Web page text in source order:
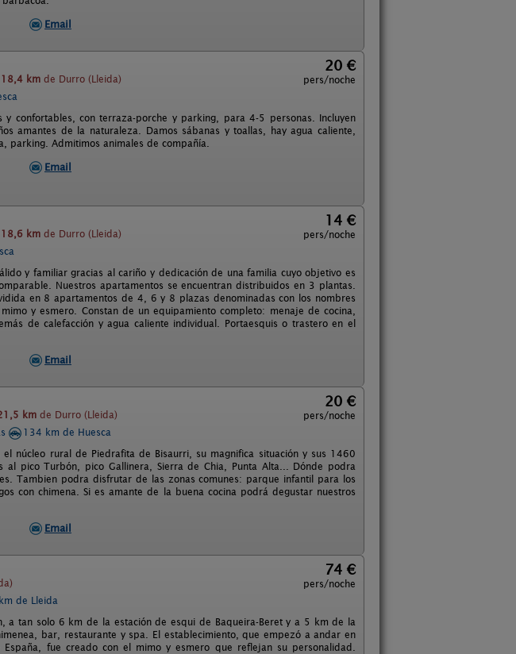
Email
18,4 km de Durro (Lleida)
20 €
pers/noche
confortables, con terraza-porche y parking, para 4-5 personas. Incluyen
amantes de la naturaleza. Damos sábanas y toallas, hay agua caliente,
parking. Admitimos animales de compañía.
Email
18,6 km de Durro (Lleida)
14 €
pers/noche
y familiar gracias al cariño y dedicación de una familia cuyo objetivo es
Nuestros apartamentos se encuentran distribuidos en 3 plantas.
en 8 apartamentos de 4, 6 y 8 plazas denominadas con los nombres
y esmero. Constan de un equipamiento completo: menaje de cocina,
de calefacción y agua caliente individual. Portaesquis o trastero en el
Email
km de Durro (Lleida)
20 €
pers/noche
134 km de Huesca
núcleo rural de Piedrafita de Bisaurri, su magnifica situación y sus 1460
al pico Turbón, pico Gallinera, Sierra de Chia, Punta Alta... Dónde podra
Tambien podra disfrutar de las zonas comunes: parque infantil para los
con chimena. Si es amante de la buena cocina podrá degustar nuestros
Email
74 €
pers/noche
de Lleida
a tan solo 6 km de la estación de esqui de Baqueira-Beret y a 5 km de la
bar, restaurante y spa. El establecimiento, que empezó a andar en
fue creado con el mimo y esmero que reflejan su personalidad.